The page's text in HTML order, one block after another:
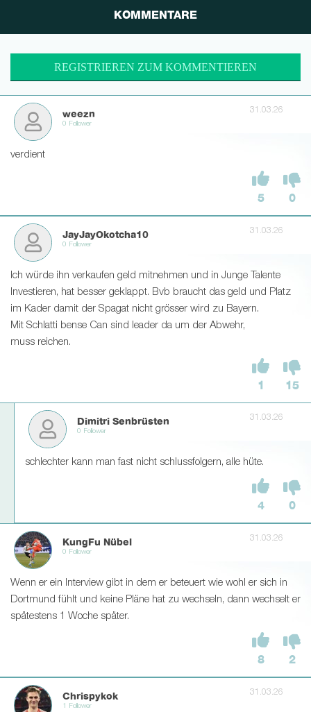
KOMMENTARE
REGISTRIEREN ZUM KOMMENTIEREN
weezn
0 Follower
31.03.26
verdient
5 0
JayJayOkotcha10
0 Follower
31.03.26
Ich würde ihn verkaufen geld mitnehmen und in Junge Talente
Investieren, hat besser geklappt. Bvb braucht das geld und Platz
im Kader damit der Spagat nicht grösser wird zu Bayern.
Mit Schlatti bense Can sind leader da um der Abwehr,
muss reichen.
1 15
Dimitri Senbrüsten
0 Follower
31.03.26
schlechter kann man fast nicht schlussfolgern, alle hüte.
4 0
KungFu Nübel
0 Follower
31.03.26
Wenn er ein Interview gibt in dem er beteuert wie wohl er sich in
Dortmund fühlt und keine Pläne hat zu wechseln, dann wechselt er
spätestens 1 Woche später.
8 2
Chrispykok
1 Follower
31.03.26